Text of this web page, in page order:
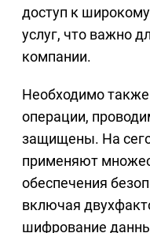
доступ к
услуг, что важно
компании.
Необходимо
операции,
защищены. На
применяют
обеспечения
включая
шифрование